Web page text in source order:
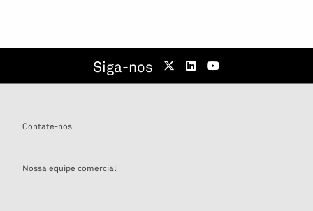
Siga-nos
Contate-nos
Nossa equipe comercial